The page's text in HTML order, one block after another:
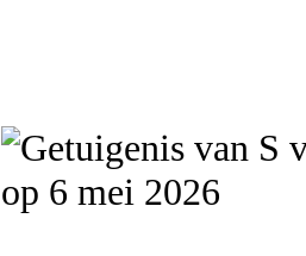
op 6 mei 2026